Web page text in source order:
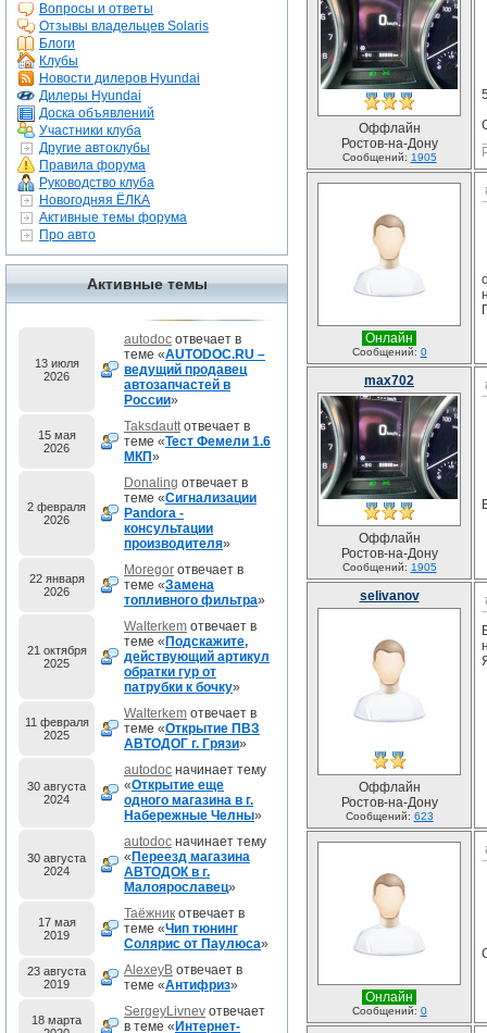
Вопросы и ответы
Отзывы владельцев Solaris
Блоги
Клубы
Новости дилеров Hyundai
Дилеры Hyundai
Доска объявлений
Участники клуба
Другие автоклубы
Правила форума
Руководство клуба
Новогодняя ЁЛКА
Активные темы форума
Про авто
Активные темы
13 июля
2026
autodoc отвечает в
теме «AUTODOC.RU –
ведущий продавец
автозапчастей в
России»
15 мая
2026
Taksdauttотвечает в
теме «Тест Фемели 1.6
МКП»
2 февраля
2026
Donaling отвечает в
теме «Сигнализации
Pandora -
консультации
производителя»
22 января
2026
Moregor отвечает в
теме «Замена
топливного фильтра»
21 октября
2025
Walterkem отвечает в
теме « Подскажите,
действующий артикул
обратки гур от
патрубки к бочку»
11 февраля
2025
Walterkem отвечает в
теме «Открытие ПВЗ
АВТОДОГ г. Грязи»
30 августа
2024
autodoc начинает тему
«Открытие еще
одного магазина в г.
Набережные Челны»
30 августа
2024
autodoc начинает тему
« Переезд магазина
АВТОДОК в г.
Малоярославец»
17 мая
2019
Таёжник отвечает в
теме «Чип тюнинг
Солярис от Паулюса»
23 августа
2019
AlexeyB отвечает в
теме «Антифриз»
18 марта
SergeyLivnev отвечает
в теме « Интернет-
Оффлайн
Ростов-на-Дону
Сообщений: 1905
Онлайн
Сообщений: 0
max702
Оффлайн
Ростов-на-Дону
Сообщений: 1905
selivanov
Оффлайн
Ростов-на-Дону
Сообщений: 623
Онлайн
Сообщений: 0